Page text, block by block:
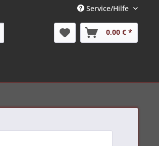
Service/Hilfe
0,00 € *